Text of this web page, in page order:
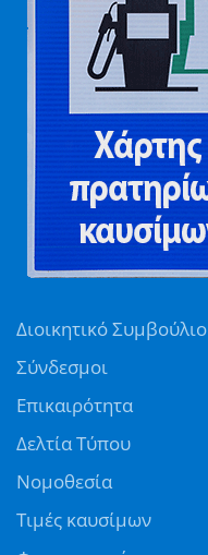
Διοικητικό Συμβούλιο
Σύνδεσμοι
Επικαιρότητα
Δελτία Τύπου
Νομοθεσία
Τιμές καυσίμων